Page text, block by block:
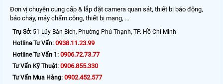
Đơn vị chuyên cung cấp & lắp đặt camera quan sát, thiết bị báo động,
báo cháy, máy chấm công, thiết bị mạng, ...
Trụ Sở: 51 Lũy Bán Bích, Phường Phú Thạnh, TP. Hồ Chí Minh
Hotline Tư Vấn: 0938.11.23.99
Hotline Tư Vấn 1: 0906.72.73.77
Tư Vấn Kỹ Thuật: 0906.855.330
Tư Vấn Mua Hàng: 0902.452.577